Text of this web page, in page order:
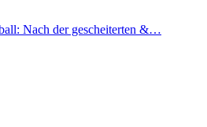
Nach der gescheiterten &…